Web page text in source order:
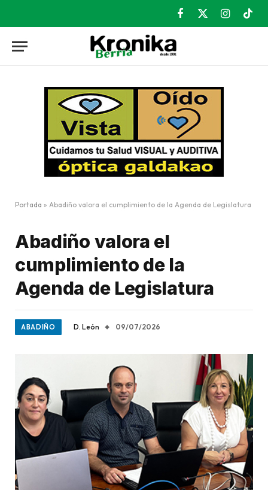
Facebook
X
Instagram
Portada » Abadiño valora el cumplimiento de la Agenda de Legislatura
Abadiño valora el
cumplimiento de la
Agenda de Legislatura
ABADIÑO D. León 09/07/2026